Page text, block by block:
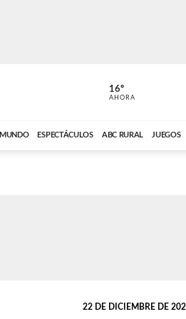
ABC CARDINAL
16º
AHORA
MUNDO ESPECTÁCULOS ABC RURAL JUEGOS
22 DE DICIEMBRE DE